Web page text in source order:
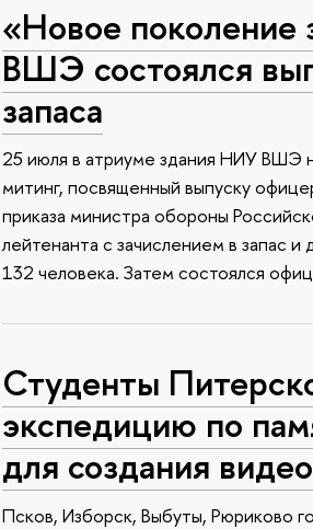
«Новое
ВШЭ состоялся
запаса
25 июля в атриуме здания НИУ ВШЭ
митинг, посвященный выпуску
приказа министра обороны
лейтенанта с зачислением в запас
132 человека. Затем состоялся
Студенты
экспедицию по
для создания
Псков, Изборск, Выбуты, Рюриково